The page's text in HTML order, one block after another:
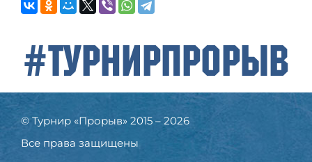
#ТурнирПрорыв
© Турнир «Прорыв» 2015 – 2026
Все права защищены